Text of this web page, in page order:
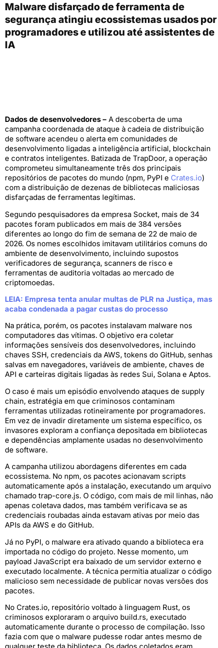
Malware disfarçado de ferramenta de
segurança atingiu ecossistemas usados por
programadores e utilizou até assistentes de
IA
Dados de desenvolvedores – A descoberta de uma
campanha coordenada de ataque à cadeia de distribuição
de software acendeu o alerta em comunidades de
desenvolvimento ligadas a inteligência artificial, blockchain
e contratos inteligentes. Batizada de TrapDoor, a operação
comprometeu simultaneamente três dos principais
repositórios de pacotes do mundo (npm, PyPI e Crates.io)
com a distribuição de dezenas de bibliotecas maliciosas
disfarçadas de ferramentas legítimas.
Segundo pesquisadores da empresa Socket, mais de 34
pacotes foram publicados em mais de 384 versões
diferentes ao longo do fim de semana de 22 de maio de
2026. Os nomes escolhidos imitavam utilitários comuns do
ambiente de desenvolvimento, incluindo supostos
verificadores de segurança, scanners de risco e
ferramentas de auditoria voltadas ao mercado de
criptomoedas.
LEIA: Empresa tenta anular multas de PLR na Justiça, mas
acaba condenada a pagar custas do processo
Na prática, porém, os pacotes instalavam malware nos
computadores das vítimas. O objetivo era coletar
informações sensíveis dos desenvolvedores, incluindo
chaves SSH, credenciais da AWS, tokens do GitHub, senhas
salvas em navegadores, variáveis de ambiente, chaves de
API e carteiras digitais ligadas às redes Sui, Solana e Aptos.
O caso é mais um episódio envolvendo ataques de supply
chain, estratégia em que criminosos contaminam
ferramentas utilizadas rotineiramente por programadores.
Em vez de invadir diretamente um sistema específico, os
invasores exploram a confiança depositada em bibliotecas
e dependências amplamente usadas no desenvolvimento
de software.
A campanha utilizou abordagens diferentes em cada
ecossistema. No npm, os pacotes acionavam scripts
automaticamente após a instalação, executando um arquivo
chamado trap-core.js. O código, com mais de mil linhas, não
apenas coletava dados, mas também verificava se as
credenciais roubadas ainda estavam ativas por meio das
APIs da AWS e do GitHub.
Já no PyPI, o malware era ativado quando a biblioteca era
importada no código do projeto. Nesse momento, um
payload JavaScript era baixado de um servidor externo e
executado localmente. A técnica permitia atualizar o código
malicioso sem necessidade de publicar novas versões dos
pacotes.
No Crates.io, repositório voltado à linguagem Rust, os
criminosos exploraram o arquivo build.rs, executado
automaticamente durante o processo de compilação. Isso
fazia com que o malware pudesse rodar antes mesmo de